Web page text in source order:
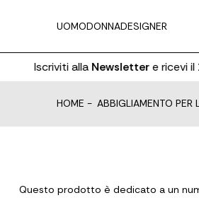
UOMODONNADESIGNER
Iscriviti allaNewslettere ricevi il
HOME - ABBIGLIAMENTO PER
Questo prodotto è dedicato a un